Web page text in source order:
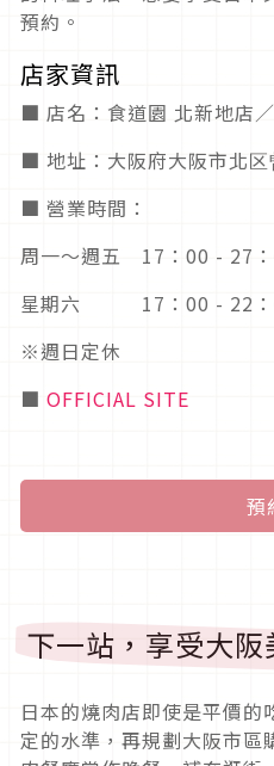
預約。
店家資訊
■ 店名：食道園 北新地店
■ 地址：大阪府大阪市北
■ 營業時間：
周一～週五 17：00 - 27
星期六 17：00 - 22：
※週日定休
■ OFFICIAL SITE
預
下一站，享受大阪
日本的燒肉店即使是平價
定的水準，再規劃大阪市區